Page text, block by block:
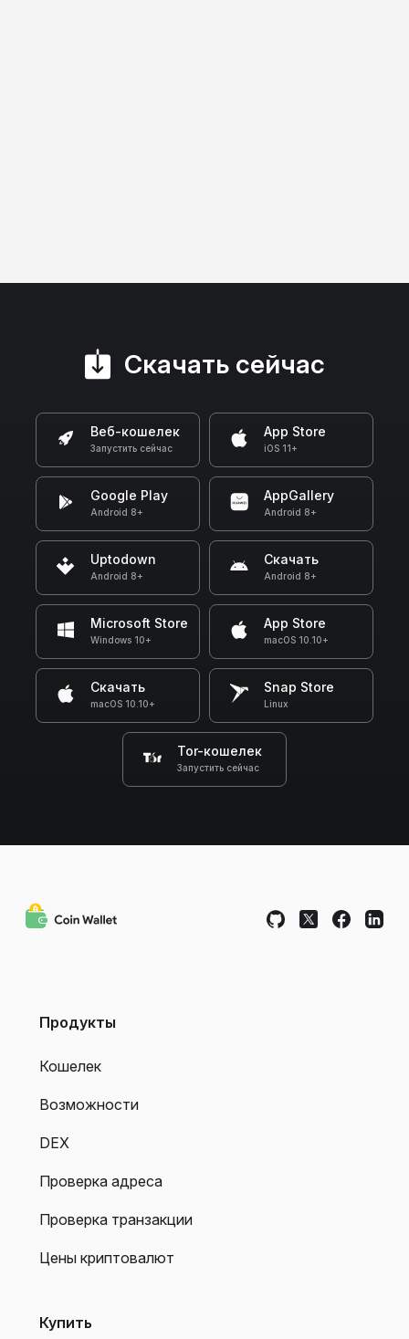
Скачать сейчас
Веб-кошелек
Запустить сейчас
App Store
iOS 11+
Google Play
Android 8+
AppGallery
Android 8+
Uptodown
Android 8+
Скачать
Android 8+
Microsoft Store
Windows 10+
App Store
macOS 10.10+
Скачать
macOS 10.10+
Snap Store
Linux
Tor-кошелек
Запустить сейчас
Продукты
Кошелек
Возможности
DEX
Проверка адреса
Проверка транзакции
Цены криптовалют
Купить